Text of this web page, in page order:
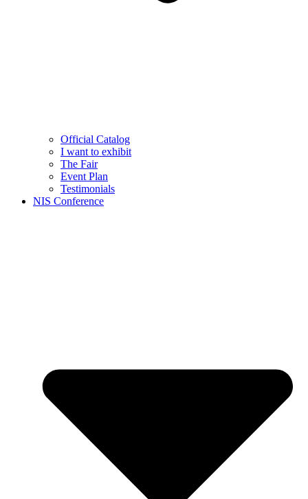
Official Catalog
I want to exhibit
The Fair
Event Plan
Testimonials
NIS Conference